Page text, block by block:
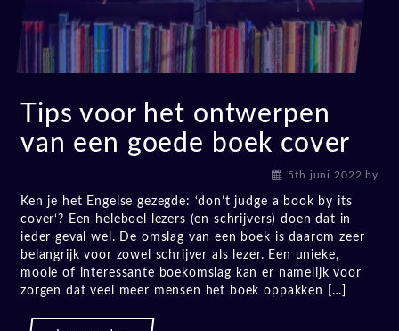
Tips voor het ontwerpen
van een goede boek cover
5th juni 2022 by
Ken je het Engelse gezegde: ‘don’t judge a book by its
cover‘? Een heleboel lezers (en schrijvers) doen dat in
ieder geval wel. De omslag van een boek is daarom zeer
belangrijk voor zowel schrijver als lezer. Een unieke,
mooie of interessante boekomslag kan er namelijk voor
zorgen dat veel meer mensen het boek oppakken […]